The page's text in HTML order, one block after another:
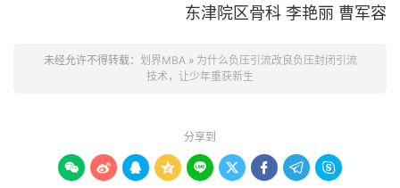
东津院区骨科 李艳丽 曹军容
未经允许不得转载： 划界MBA» 为什么负压引流改良负压封闭引流
技术，让少年重获新生
分享到
        